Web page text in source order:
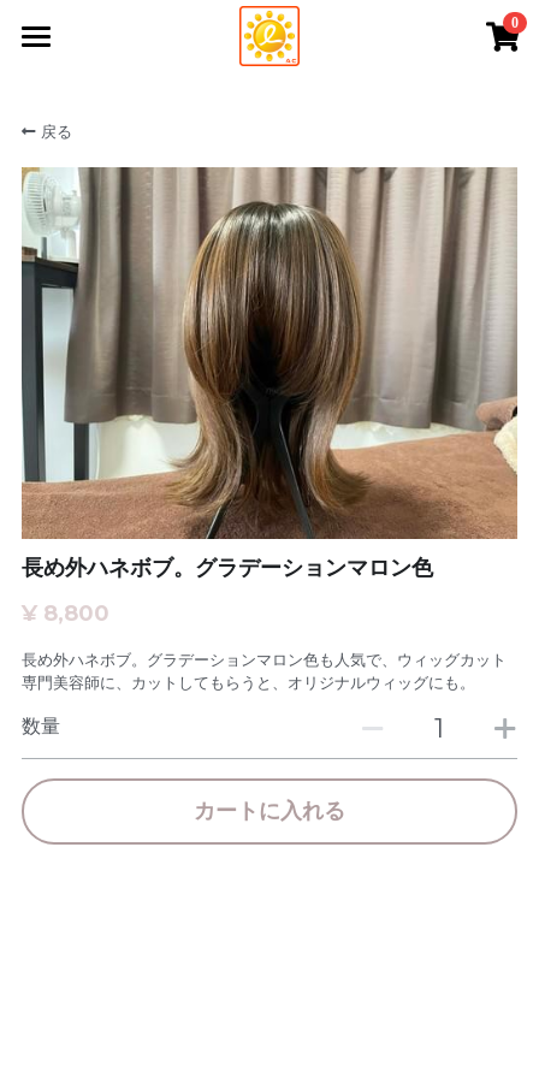
0
商品
すべてのカテゴリー
ウィッグ＆関連商品
ナリス化粧品 推奨商品
頭皮ケア ヘアブラシ
アピケアパワーベレー帽
バンダナ帽（ケア帽子）
水性ネイル
当協会について
アピアランスケアメニュー
ショップ
アピケア相談員等養成講座について
講演依頼
医療関係者・企業さまへ
全国のアピアランスケアサポーター
アピアランスケア専門理美容師
戻る
長め外ハネボブ。グラデーションマロン色
¥ 8,800
長め外ハネボブ。グラデーションマロン色も人気で、ウィッグカット
専門美容師に、カットしてもらうと、オリジナルウィッグにも。
数量
カートに入れる
×
ストアカテゴリー
すべてのカテゴリー